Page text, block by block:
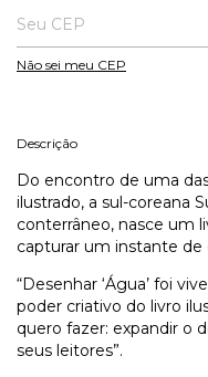
Não sei meu CEP
Descrição
Do encontro de uma
ilustrado, a sul-coreana
conterrâneo, nasce um
capturar um instante
“Desenhar ‘Água’ foi
poder criativo do livro
quero fazer: expandir o
seus leitores”.